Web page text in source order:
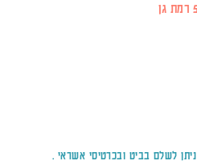
ניתן לשלם בביט ובכרטיסי אשראי .